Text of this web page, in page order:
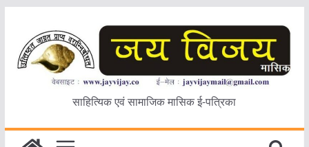
content
साहित्यिक एवं सामाजिक मासिक ई-पत्रिका